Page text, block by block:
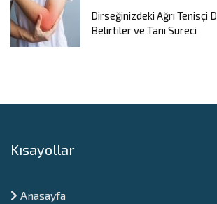
Dirseğinizdeki Ağrı Tenisçi
Belirtiler ve Tanı Süreci
Kısayollar
Anasayfa